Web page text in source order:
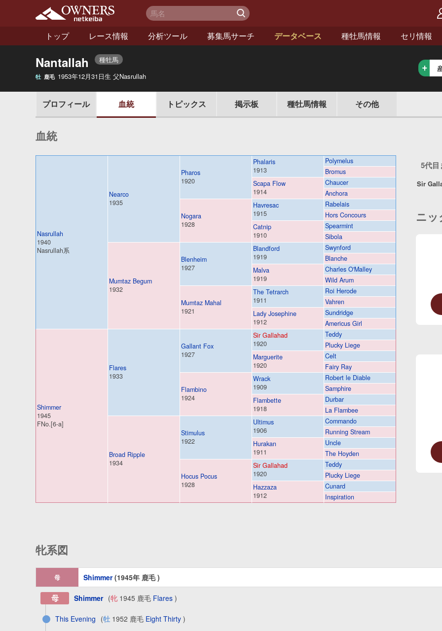
netkeiba オーナー
ズ
トップ レース情報 分析ツール 募集馬サーチ データベース 種牡馬情報 セリ情報
Nantallah 種牡馬
牡 鹿毛 1953年12月31日生 父Nasrullah
プロフィール 血統 トピックス 掲示板 種牡馬情報 その他
血統
Nasrullah
1940
Nasrullah系
Nearco
1935
Pharos
1920
Phalaris
1913
Polymelus
Bromus
Scapa Flow
1914
Chaucer
Anchora
Nogara
1928
Havresac
1915
Rabelais
Hors Concours
Catnip
1910
Spearmint
Sibola
Mumtaz Begum
1932
Blenheim
1927
Blandford
1919
Swynford
Blanche
Malva
1919
Charles O'Malley
Wild Arum
Mumtaz Mahal
1921
The Tetrarch
1911
Roi Herode
Vahren
Lady Josephine
1912
Sundridge
Americus Girl
Shimmer
1945
FNo.[6-a]
Flares
1933
Gallant Fox
1927
Sir Gallahad
1920
Teddy
Plucky Liege
Marguerite
1920
Celt
Fairy Ray
Flambino
1924
Wrack
1909
Robert le Diable
Samphire
Flambette
1918
Durbar
La Flambee
Broad Ripple
1934
Stimulus
1922
Ultimus
1906
Commando
Running Stream
Hurakan
1911
Uncle
The Hoyden
Hocus Pocus
1928
Sir Gallahad
1920
Teddy
Plucky Liege
Hazzaza
1912
Cunard
Inspiration
5代目
Sir
ニ
牝系図
母 Shimmer(1945年 鹿毛 )
母 Shimmer (牝1945 鹿毛 Flares )
This Evening (牡 1952 鹿毛 Eight Thirty )